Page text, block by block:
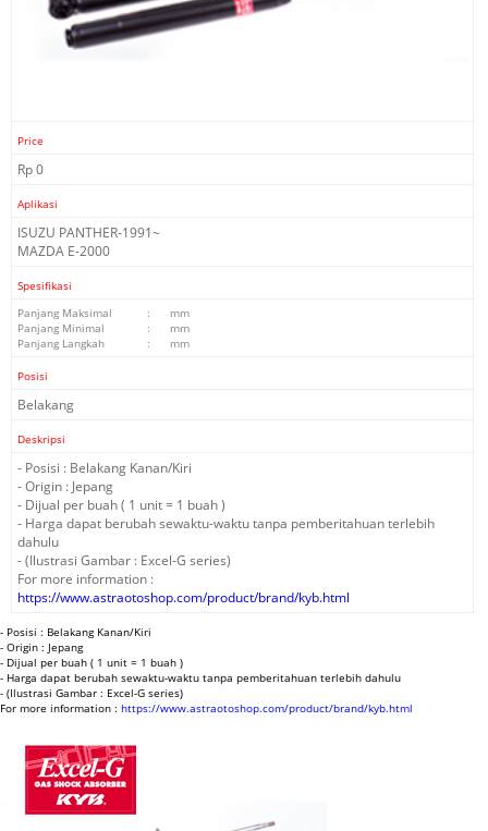
Price
Rp 0
Aplikasi
ISUZU PANTHER-1991~
MAZDA E-2000
Spesifikasi
Panjang Maksimal
:
mm
Panjang Minimal
:
mm
Panjang Langkah
: mm
Posisi
Belakang
Deskripsi
- Posisi : Belakang Kanan/Kiri
- Origin : Jepang
- Dijual per buah ( 1 unit = 1 buah )
- Harga dapat berubah sewaktu-waktu tanpa pemberitahuan terlebih
dahulu
- (Ilustrasi Gambar : Excel-G series)
For more information :
https://www.astraotoshop.com/product/brand/kyb.html
- Posisi : Belakang Kanan/Kiri
- Origin : Jepang
- Dijual per buah ( 1 unit = 1 buah )
- Harga dapat berubah sewaktu-waktu tanpa pemberitahuan terlebih dahulu
- (Ilustrasi Gambar : Excel-G series)
For more information : https://www.astraotoshop.com/product/brand/kyb.html